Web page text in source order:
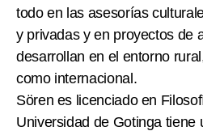
todo en las asesorías
y privadas y en proyectos de
desarrollan en el entorno
como internacional.
Sören es licenciado en
Universidad de Gotinga tiene